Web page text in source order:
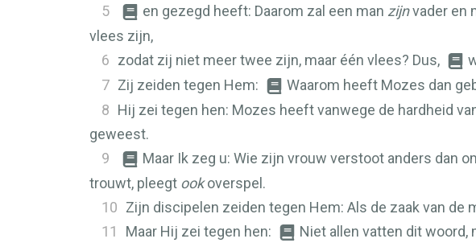
5
en gezegd heeft: Daarom zal een man zijnvader en
vlees zijn,
6 zodat zij niet meer twee zijn, maar één vlees? Dus,
7 Zij zeiden tegen Hem:
Waarom heeft Mozes dan
8 Hij zei tegen hen: Mozes heeft vanwege de hardheid
geweest.
9
Maar Ik zeg u: Wie zijn vrouw verstoot anders dan
trouwt, pleegt ookoverspel.
10 Zijn discipelen zeiden tegen Hem: Als de zaak van
11
Maar Hij zei tegen hen: Niet allen vatten dit woord,